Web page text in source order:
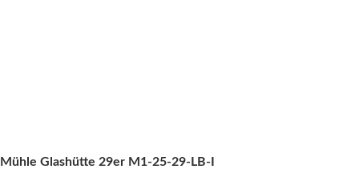
Mühle Glashütte 29er M1-25-29-LB-I